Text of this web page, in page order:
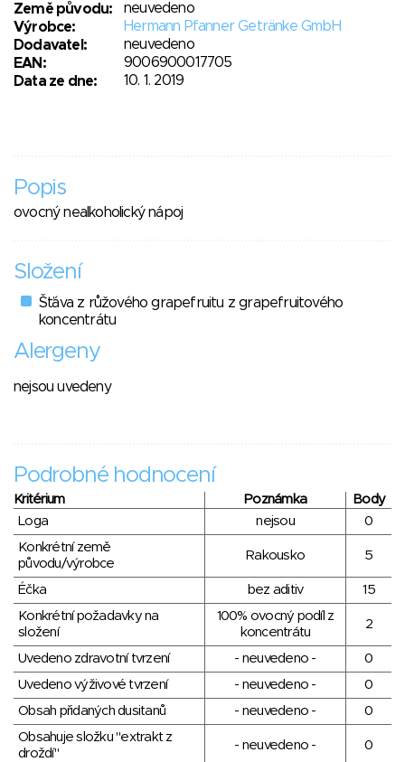
Země původu:
neuvedeno
Výrobce:
Hermann Pfanner Getränke GmbH
Dodavatel:
neuvedeno
EAN:
9006900017705
Data ze dne:
10. 1. 2019
Popis
ovocný nealkoholický nápoj
Složení
Šťáva z růžového grapefruitu z grapefruitového
koncentrátu
Alergeny
nejsou uvedeny
Podrobné hodnocení
Kritérium Poznámka
Body
Loga
nejsou
0
Konkrétní země
původu/výrobce
Rakousko 5
Éčka bez aditiv
15
Konkrétní požadavky na
složení
100% ovocný podíl z
koncentrátu
2
Uvedeno zdravotní tvrzení - neuvedeno -
0
Uvedeno výživové tvrzení
- neuvedeno -
0
Obsah přidaných dusitanů
- neuvedeno -
0
Obsahuje složku "extrakt z
droždí"
- neuvedeno - 0